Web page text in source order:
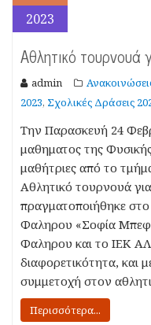
2023
Αθλητικό
admin
2023, Σχολικές Δράσεις
Την Παρασκευή 24
μαθηματος της
μαθήτριες από το
Αθλητικό τουρνουά
πραγματοποιήθηκε
Φαληρου «Σοφία
Φαληρου και το ΙΕΚ
διαφορετικότητα, και
συμμετοχή στον
Περισσότερα...